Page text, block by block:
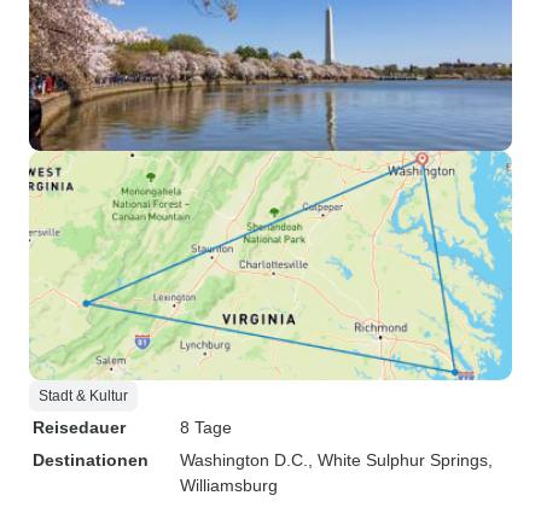
Stadt & Kultur
Reisedauer
8 Tage
Destinationen
Washington D.C. , White Sulphur Springs
Williamsburg